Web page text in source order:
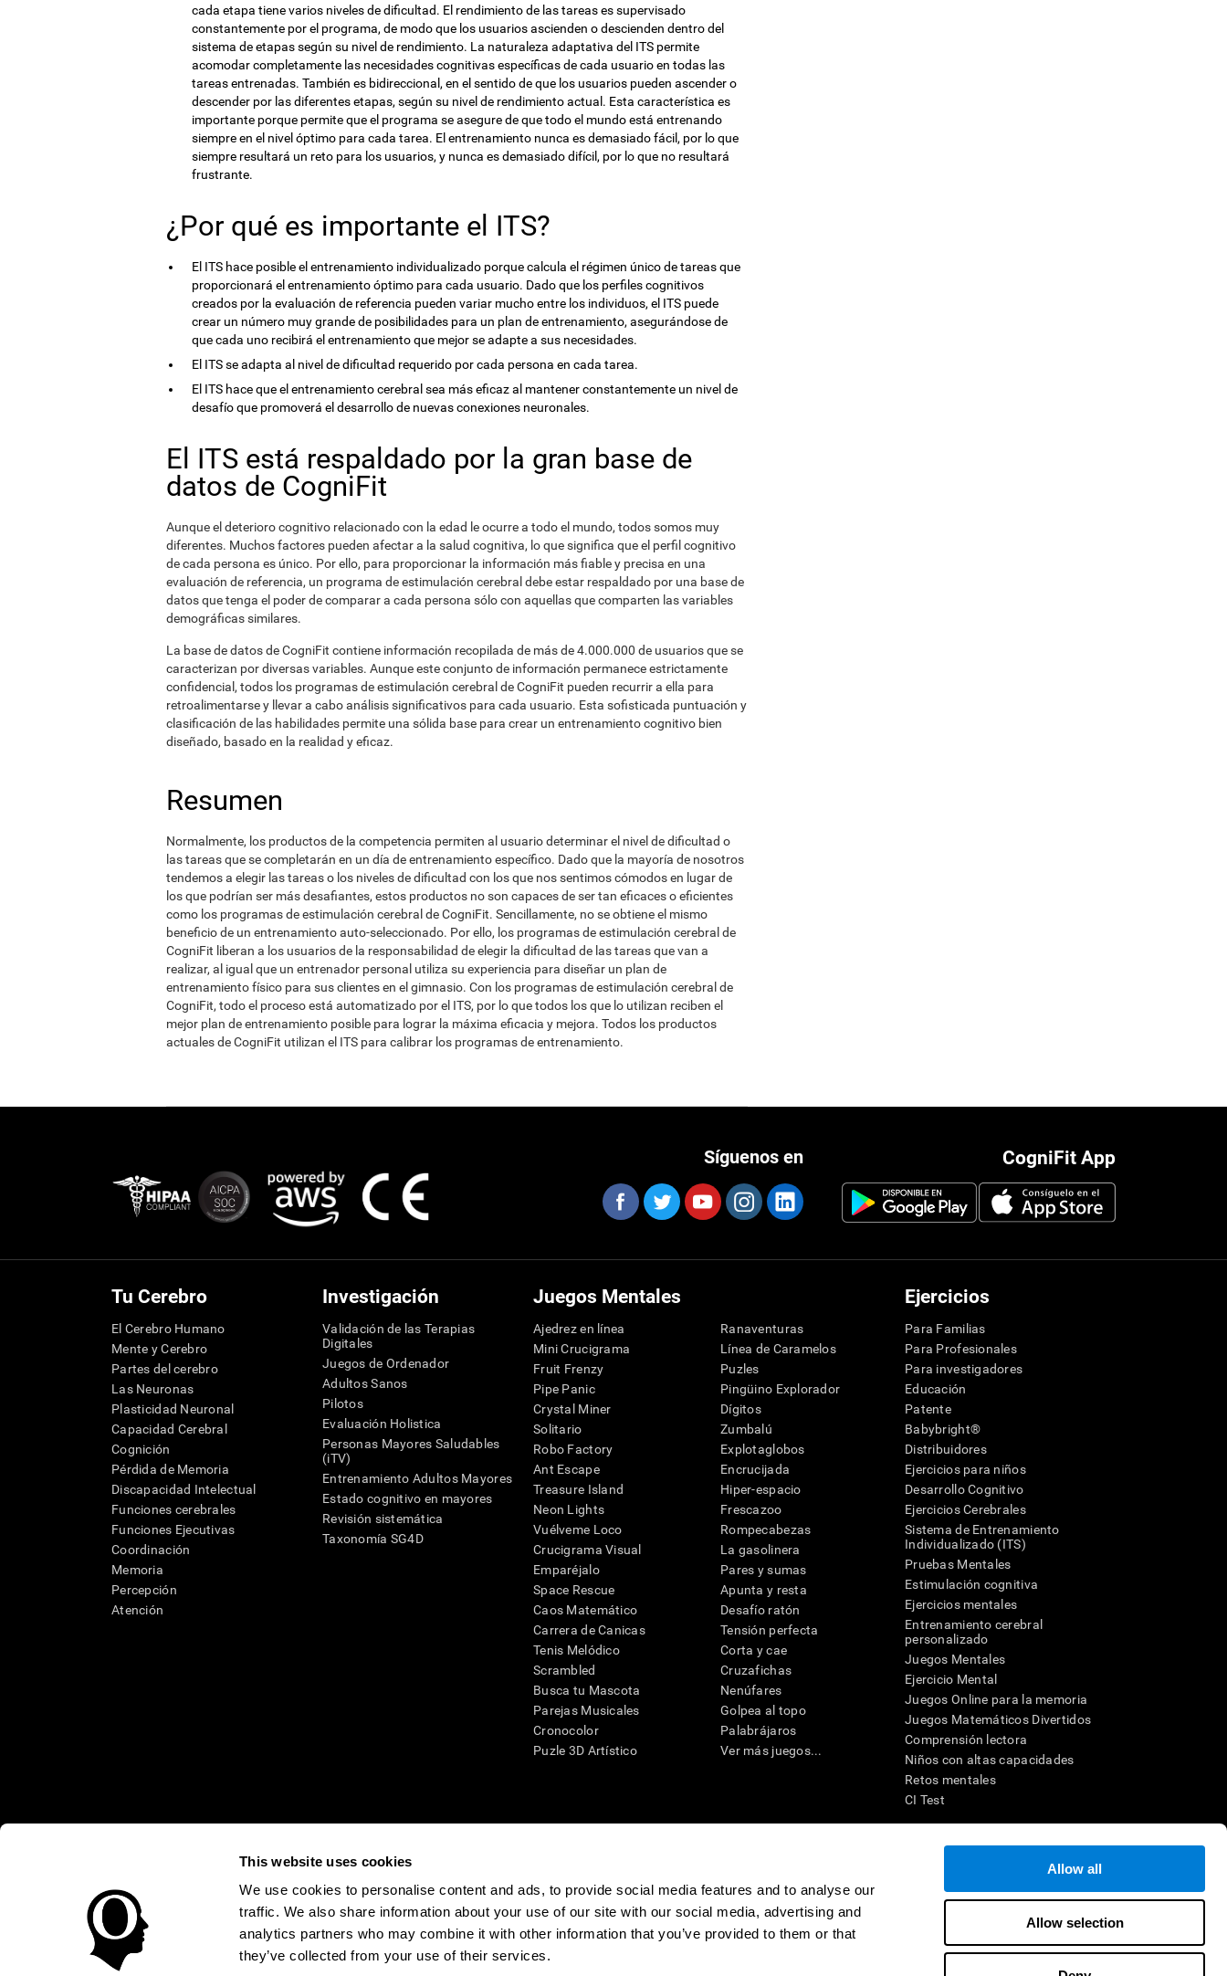
This website uses cookies
We use cookies to personalise content and ads, to provide social media features and to analyse our
traffic. We also share information about your use of our site with our social media, advertising and
analytics partners who may combine it with other information that you’ve provided to them or that
they’ve collected from your use of their services.
Allow all
Allow selection
cada etapa tiene varios niveles de dificultad. El rendimiento de las tareas es supervisado
constantemente por el programa, de modo que los usuarios ascienden o descienden dentro del
sistema de etapas según su nivel de rendimiento. La naturaleza adaptativa del ITS permite
acomodar completamente las necesidades cognitivas específicas de cada usuario en todas las
tareas entrenadas. También es bidireccional, en el sentido de que los usuarios pueden ascender o
descender por las diferentes etapas, según su nivel de rendimiento actual. Esta característica es
importante porque permite que el programa se asegure de que todo el mundo está entrenando
siempre en el nivel óptimo para cada tarea. El entrenamiento nunca es demasiado fácil, por lo que
siempre resultará un reto para los usuarios, y nunca es demasiado difícil, por lo que no resultará
frustrante.
¿Por qué es importante el ITS?
El ITS hace posible el entrenamiento individualizado porque calcula el régimen único de tareas que
proporcionará el entrenamiento óptimo para cada usuario. Dado que los perfiles cognitivos
creados por la evaluación de referencia pueden variar mucho entre los individuos, el ITS puede
crear un número muy grande de posibilidades para un plan de entrenamiento, asegurándose de
que cada uno recibirá el entrenamiento que mejor se adapte a sus necesidades.
El ITS se adapta al nivel de dificultad requerido por cada persona en cada tarea.
El ITS hace que el entrenamiento cerebral sea más eficaz al mantener constantemente un nivel de
desafío que promoverá el desarrollo de nuevas conexiones neuronales.
El ITS está respaldado por la gran base de
datos de CogniFit
Aunque el deterioro cognitivo relacionado con la edad le ocurre a todo el mundo, todos somos muy
diferentes. Muchos factores pueden afectar a la salud cognitiva, lo que significa que el perfil cognitivo
de cada persona es único. Por ello, para proporcionar la información más fiable y precisa en una
evaluación de referencia, un programa de estimulación cerebral debe estar respaldado por una base de
datos que tenga el poder de comparar a cada persona sólo con aquellas que comparten las variables
demográficas similares.
La base de datos de CogniFit contiene información recopilada de más de 4.000.000 de usuarios que se
caracterizan por diversas variables. Aunque este conjunto de información permanece estrictamente
confidencial, todos los programas de estimulación cerebral de CogniFit pueden recurrir a ella para
retroalimentarse y llevar a cabo análisis significativos para cada usuario. Esta sofisticada puntuación y
clasificación de las habilidades permite una sólida base para crear un entrenamiento cognitivo bien
diseñado, basado en la realidad y eficaz.
Resumen
Normalmente, los productos de la competencia permiten al usuario determinar el nivel de dificultad o
las tareas que se completarán en un día de entrenamiento específico. Dado que la mayoría de nosotros
tendemos a elegir las tareas o los niveles de dificultad con los que nos sentimos cómodos en lugar de
los que podrían ser más desafiantes, estos productos no son capaces de ser tan eficaces o eficientes
como los programas de estimulación cerebral de CogniFit. Sencillamente, no se obtiene el mismo
beneficio de un entrenamiento auto-seleccionado. Por ello, los programas de estimulación cerebral de
CogniFit liberan a los usuarios de la responsabilidad de elegir la dificultad de las tareas que van a
realizar, al igual que un entrenador personal utiliza su experiencia para diseñar un plan de
entrenamiento físico para sus clientes en el gimnasio. Con los programas de estimulación cerebral de
CogniFit, todo el proceso está automatizado por el ITS, por lo que todos los que lo utilizan reciben el
mejor plan de entrenamiento posible para lograr la máxima eficacia y mejora. Todos los productos
actuales de CogniFit utilizan el ITS para calibrar los programas de entrenamiento.
CogniFit App
Síguenos en
Tu Cerebro
El Cerebro Humano
Mente y Cerebro
Partes del cerebro
Las Neuronas
Plasticidad Neuronal
Capacidad Cerebral
Cognición
Pérdida de Memoria
Discapacidad Intelectual
Funciones cerebrales
Funciones Ejecutivas
Coordinación
Memoria
Percepción
Atención
Investigación
Validación de las Terapias
Digitales
Juegos de Ordenador
Adultos Sanos
Pilotos
Evaluación Holistica
Personas Mayores Saludables
(iTV)
Entrenamiento Adultos Mayores
Estado cognitivo en mayores
Revisión sistemática
Taxonomía SG4D
Juegos Mentales
Ajedrez en línea
Mini Crucigrama
Fruit Frenzy
Pipe Panic
Crystal Miner
Solitario
Robo Factory
Ant Escape
Treasure Island
Neon Lights
Vuélveme Loco
Crucigrama Visual
Emparéjalo
Space Rescue
Caos Matemático
Carrera de Canicas
Tenis Melódico
Scrambled
Busca tu Mascota
Parejas Musicales
Cronocolor
Puzle 3D Artístico
Ranaventuras
Línea de Caramelos
Puzles
Pingüino Explorador
Dígitos
Zumbalú
Explotaglobos
Encrucijada
Hiper-espacio
Frescazoo
Rompecabezas
La gasolinera
Pares y sumas
Apunta y resta
Desafío ratón
Tensión perfecta
Corta y cae
Cruzafichas
Nenúfares
Golpea al topo
Palabrájaros
Ver más juegos...
Ejercicios
Para Familias
Para Profesionales
Para investigadores
Educación
Patente
Babybright®
Distribuidores
Ejercicios para niños
Desarrollo Cognitivo
Ejercicios Cerebrales
Sistema de Entrenamiento
Individualizado (ITS)
Pruebas Mentales
Estimulación cognitiva
Ejercicios mentales
Entrenamiento cerebral
personalizado
Juegos Mentales
Ejercicio Mental
Juegos Online para la memoria
Juegos Matemáticos Divertidos
Comprensión lectora
Niños con altas capacidades
Retos mentales
CI Test
* Las evaluaciones de CogniFit están diseñadas para detectar alteraciones y deterioro cognitivo con el fin de ofrecer a un médico información pertinente para diseñar una intervención terapéutica apropiada. En un entorno
clínico, los resultados de CogniFit (cuando son interpretados por un profesional de la salud cualificado), se pueden utilizar como ayuda para determinar si un individuo debe ser dirigido a una posterior evaluación
neuropsicológica (por ejemplo, un examen neuropsicológico completo). CogniFit no ofrece directamente un diagnóstico médico de ningún tipo. Un diagnóstico de TDAH, dislexia, demencia o enfermedad similar sólo
puede ser realizada por un médico o psicólogo cualificado teniendo en cuenta una amplia gama de posibles factores. De acuerdo al uso indicado, CogniFit no indica que esta herramienta sea o deba ser considerada como
un dispositivo médico certicado por la FDA. El producto puede ser utilizado para estudios de investigación en cualquier campo de investigación relacionado con la cognición. Si se utiliza para fines de investigación, todo
uso del producto debe hacerse en los sujetos humanos apropiados conforme al procedimiento dictado por el centro de investigación y será una obligación por parte del investigador. Todas estas protecciones para el
sujeto humano nunca no podrán ser, en ningún caso, inferiores a las requeridas para cualquier sujeto de investigación en virtud de lo dispuesto en la Sección 45 CFR 46 del Código de Regulaciones Federales.